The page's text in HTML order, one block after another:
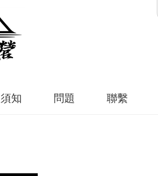
須知 問題 聯繫